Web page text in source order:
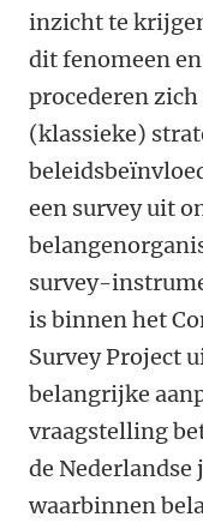
inzicht te
dit fenomeen
procederen
(klassieke)
een survey uit
survey-
is binnen het
Survey Project
belangrijke
vraagstelling
de
waarbinnen